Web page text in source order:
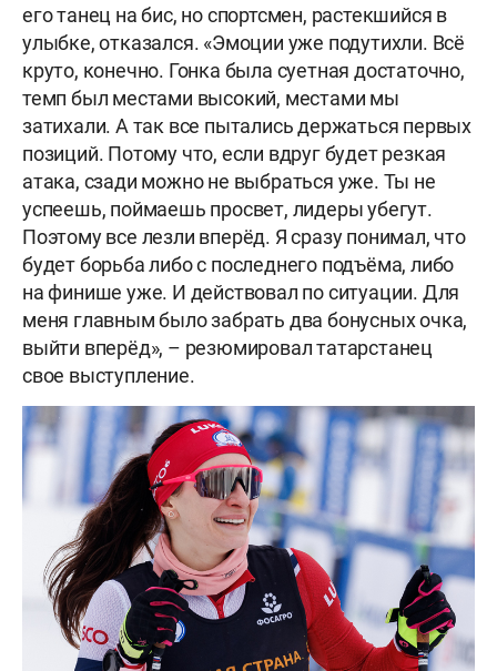
его танец на бис, но спортсмен, растекшийся в
улыбке, отказался. «Эмоции уже подутихли. Всё
круто, конечно. Гонка была суетная достаточно,
темп был местами высокий, местами мы
затихали. А так все пытались держаться первых
позиций. Потому что, если вдруг будет резкая
атака, сзади можно не выбраться уже. Ты не
успеешь, поймаешь просвет, лидеры убегут.
Поэтому все лезли вперёд. Я сразу понимал, что
будет борьба либо с последнего подъёма, либо
на финише уже. И действовал по ситуации. Для
меня главным было забрать два бонусных очка,
выйти вперёд», – резюмировал татарстанец
свое выступление.